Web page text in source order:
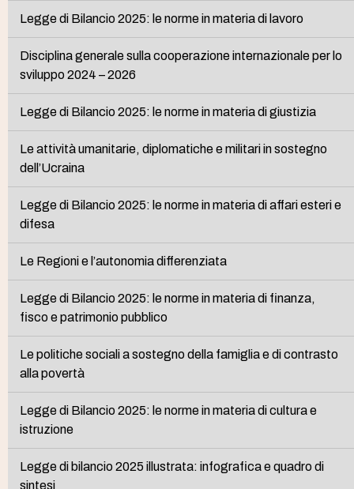
Legge di Bilancio 2025: le norme in materia di lavoro
Disciplina generale sulla cooperazione internazionale per lo
sviluppo 2024 – 2026
Legge di Bilancio 2025: le norme in materia di giustizia
Le attività umanitarie, diplomatiche e militari in sostegno
dell’Ucraina
Legge di Bilancio 2025: le norme in materia di affari esteri e
difesa
Le Regioni e l’autonomia differenziata
Legge di Bilancio 2025: le norme in materia di finanza,
fisco e patrimonio pubblico
Le politiche sociali a sostegno della famiglia e di contrasto
alla povertà
Legge di Bilancio 2025: le norme in materia di cultura e
istruzione
Legge di bilancio 2025 illustrata: infografica e quadro di
sintesi